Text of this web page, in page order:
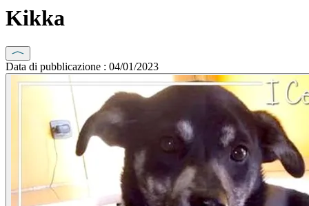
Kikka
Data di pubblicazione : 04/01/2023